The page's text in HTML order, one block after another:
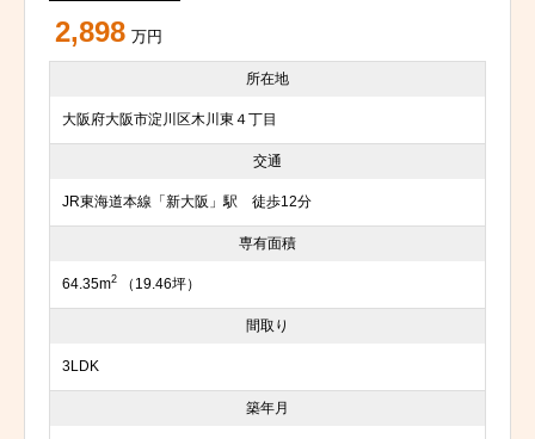
2,898 万円
所在地
大阪府大阪市淀川区木川東４丁目
交通
JR東海道本線「新大阪」駅 徒歩12分
専有面積
64.35m2 （19.46坪）
間取り
3LDK
築年月